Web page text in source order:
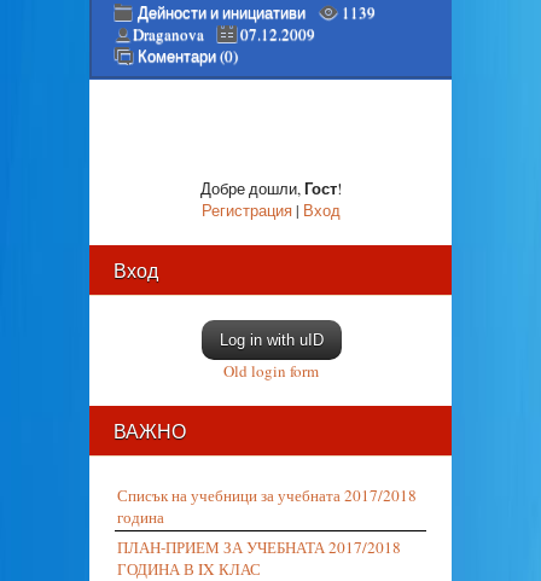
Дейности и инициативи
1139
Draganova
07.12.2009
Коментари (0)
Добре дошли,Гост!
Регистрация| Вход
Вход
Log in with uID
Old login form
ВАЖНО
Списък на учебници за учебната 2017/2018
година
ПЛАН-ПРИЕМ ЗА УЧЕБНАТА 2017/2018
ГОДИНА В IX КЛАС